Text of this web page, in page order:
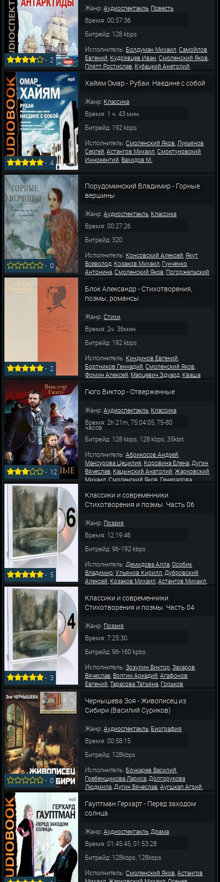
-2
Жанр:Аудиоспектакль, Повесть
Время: 00:57:36
Битрейд: 128 kbps
Исполнитель: Болдуман Михаил,Самойлов
Евгений, Кудрявцев Иван,Смоленский Яков,
Плятт Ростислав, Кубацкий Анатолий,
Елена,Сабанеева Галина
-4
Хайям Омар - Рубаи. Наедине с собой
Жанр: Классика
Время: 1 ч. 43 мин.
Битрейд: 192 kbps
Исполнитель:Смоленский Яков,Лукьянов
Сергей,Астангов Михаил,Смоктуновский
Иннокентий, Вахидов М.
-0
Порудоминский Владимир - Горные
вершины
Жанр:Аудиоспектакль, Классика
Время: 00:27:26
Битрейд: 320
Исполнитель: Консовский Алексей,Якут
Всеволод, Козаков Михаил, Гунченко
Антонина,Смоленский Яков, Погоржельский
-2
Блок Александр - Стихотворения,
поэмы, романсы
Жанр:Стихи
Время: 2ч. 36мин.
Битрейд: 192 kbps
Исполнитель: Киндинов Евгений,
Бортников Геннадий,Смоленский Яков,
Фомин Алексей, Марцевич Эдуард, Кваша
Георгий,Коонен Алиса,Тихонов Вячеслав
- 12
Гюго Виктор - Отверженные
Жанр:Аудиоспектакль, Классика
Время: 2h 21m, 75:04:05, 75-80
часов
Битрейд: 128 kbps, 128 kbps, 35kbit
Исполнитель:Абрикосов Андрей,
Мансурова Цецилия, Коровина Елена,Дугин
Вячеслав, Кацынский Анатолий,Жарковский
Михаил ,Смоленский Яков Генералова
Александр, Пашкова Лариса,Кашперов
Александр,Снежницкий Лев, Мерлинский
- 5
Классики и современники.
Стихотворения и поэмы. Часть 06
Жанр: Поэзия
Время: 12:19:46
Битрейд: 96-192 kbps
Исполнитель: Демидова Алла ,Особик
Владимир ,Ульянов Кирилл Дубровский
Алексей Козаков Михаил ,Астангов Михаил
Елена,Ахматова Анна,Смоктуновский
Иннокентий,Смоленский Яков,Евтушенко
Персик Виктор
-3
Классики и современники.
Стихотворения и поэмы. Часть 04
Жанр: Поэзия
Время: 7:25:30
Битрейд: 96-160 kpbs
Исполнитель:Зозулин Виктор,Захаров
Вячеслав, Волгин Аркадий,Агафонов
Евгений,Тарасова Татьяна, Горьков
Дмитрий,Елисеев Лев,Ефремов Олег
Конопацкий Иосиф,Борисов Олег
,
Виктор,
-0
Чернышева Зоя - Живописец из
Сибири (Василий Суриков)
Жанр:Аудиоспектакль, Биография
Время: 00:58:15
Битрейд: 128kbps
Исполнитель: Бочкарев Василий,
Гребенщикова Лариса,Долгорукова
Людмила,Дугин Вячеслав,Аугшкап Агрий,
Геннадий
Гауптман Герхарт - Перед заходом
солнца
Жанр:Аудиоспектакль,Драма
Время: 01:45:45, 01:53:28
Битрейд: 128kbps, 128kbps
Исполнитель:Смоленский Яков,Астангов